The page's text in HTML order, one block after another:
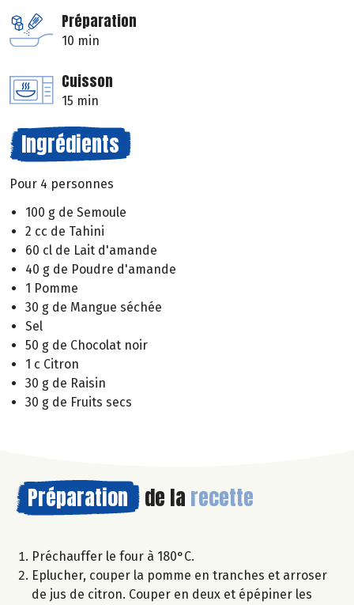
Préparation
10 min
Cuisson
15 min
Ingrédients
Pour 4 personnes
100 g de Semoule
2 cc de Tahini
60 cl de Lait d'amande
40 g de Poudre d'amande
1 Pomme
30 g de Mangue séchée
Sel
50 g de Chocolat noir
1 c Citron
30 g de Raisin
30 g de Fruits secs
Préparation de la recette
Préchauffer le four à 180°C.
Eplucher, couper la pomme en tranches et arroser
de jus de citron. Couper en deux et épépiner les